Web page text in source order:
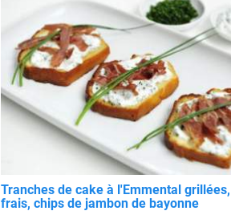
Tranches de cake à l'Emmental
frais, chips de jambon de bayonne